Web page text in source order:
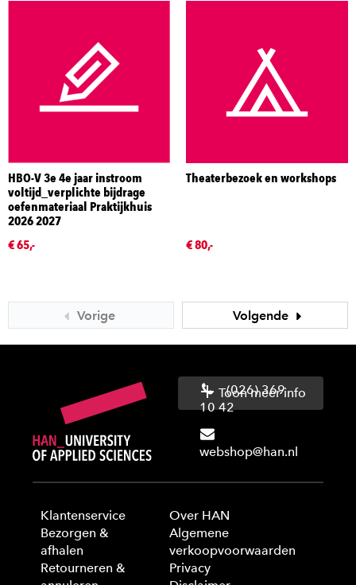
HBO-V 3e 4e jaar instroom
voltijd_verplichte bijdrage
oefenmateriaal Praktijkhuis
2026 2027
€ 65,-
Theaterbezoek en workshops
€ 80,-
Vorige Volgende
(026) 369
10 42
webshop@han.nl
Toon meer info
Klantenservice
Bezorgen &
afhalen
Retourneren &
Over HAN
Algemene
verkoopvoorwaarden
Privacy